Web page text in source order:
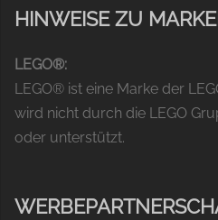
HINWEISE ZU
LEGO®:
LEGO® ist eine Marke der
wird nicht durch die LEGO
oder unterstützt.